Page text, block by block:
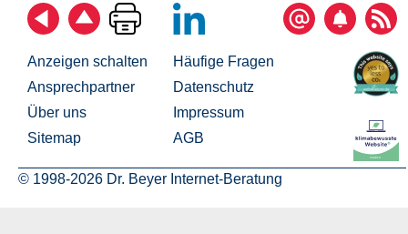
Anzeigen schalten
Ansprechpartner
Über uns
Sitemap
Häufige Fragen
Datenschutz
Impressum
AGB
© 1998-2026 Dr. Beyer Internet-Beratung